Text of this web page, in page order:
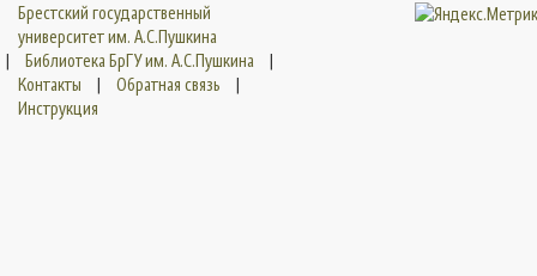
Брестский государственный
университет им. А.С.Пушкина
|
Библиотека БрГУ им. А.С.Пушкина
|
Контакты
| Обратная связь
|
Инструкция